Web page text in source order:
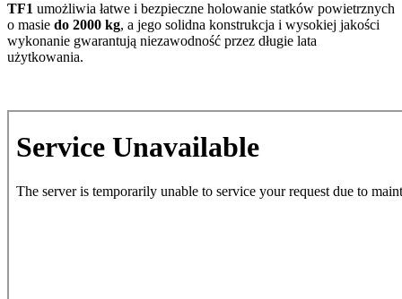
TF1 umożliwia łatwe i bezpieczne holowanie statków powietrznych
o masie do 2000 kg, a jego solidna konstrukcja i wysokiej jakości
wykonanie gwarantują niezawodność przez długie lata
użytkowania.